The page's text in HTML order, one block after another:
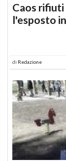
Caos
l'esposto
di Redazione